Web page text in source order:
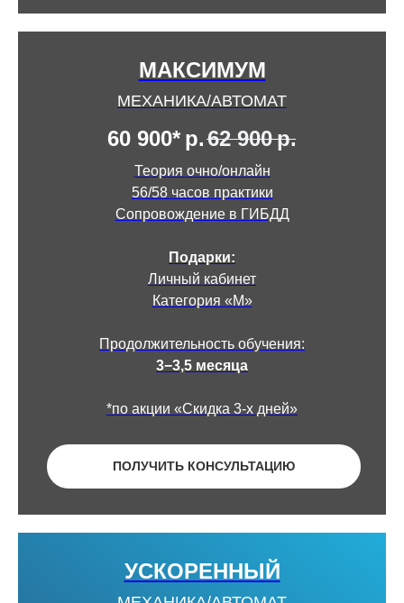
МАКСИМУМ
МЕХАНИКА/АВТОМАТ
60 900* р.62 900р.
Теория очно/онлайн
56/58 часов практики
Сопровождение в ГИБДД
Подарки:
Личный кабинет
Категория «М»
Продолжительность обучения:
3−3,5 месяца
*по акции «Скидка 3-х дней»
ПОЛУЧИТЬ КОНСУЛЬТАЦИЮ
УСКОРЕННЫЙ